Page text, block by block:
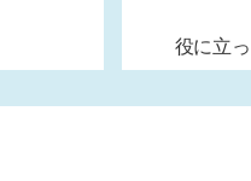
役に立